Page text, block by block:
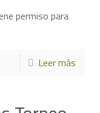
permiso para
Leer más